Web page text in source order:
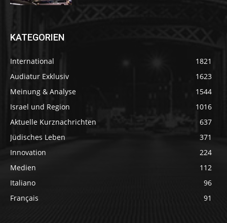
KATEGORIEN
International
1821
Audiatur Exklusiv
1623
Meinung & Analyse
1544
Israel und Region
1016
Aktuelle Kurznachrichten
637
Jüdisches Leben
371
Innovation
224
Medien
112
Italiano
96
Français
91